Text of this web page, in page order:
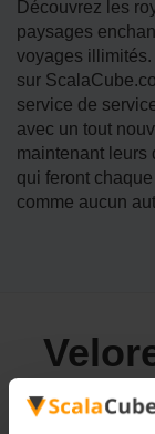
Découvrez les
paysages
voyages
sur
service de
avec un tout
maintenant leurs
qui feront
comme aucun